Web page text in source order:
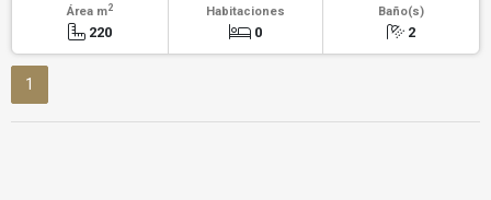
Área m2
220
Habitaciones
0
Baño(s)
2
1